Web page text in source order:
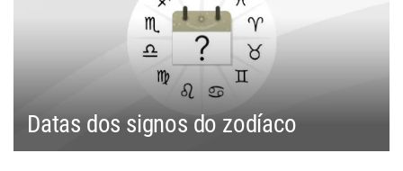
Datas dos signos do zodíaco